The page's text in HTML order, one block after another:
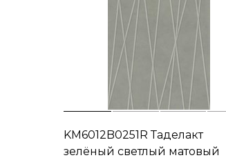
KM6012B0251R Таделакт
зелёный светлый матовый